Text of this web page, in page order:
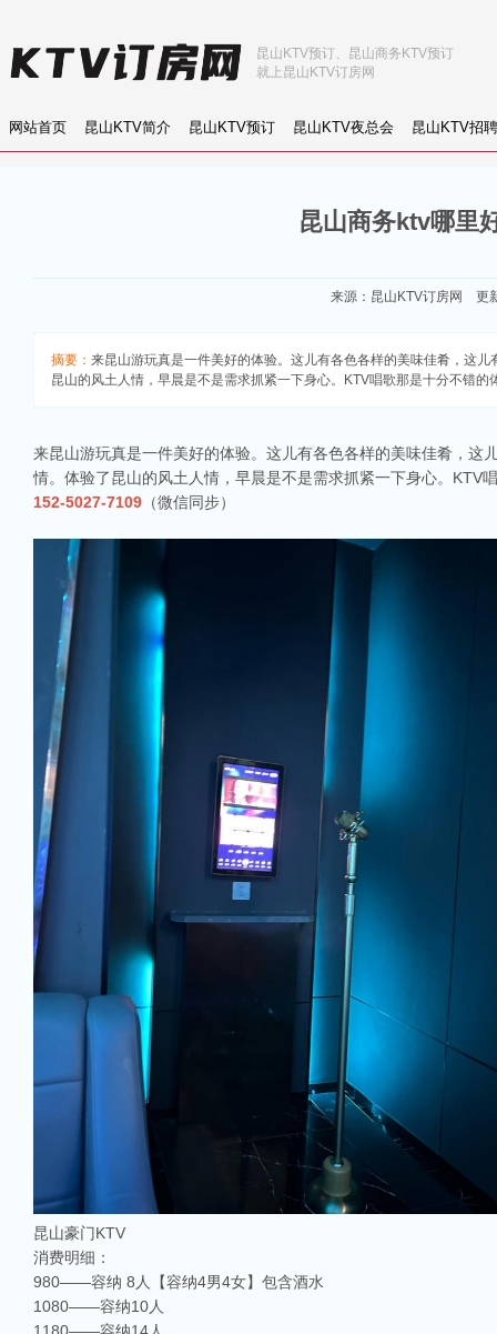
网站首页 昆山KTV简介 昆山KTV预订 昆山KTV夜总会 昆山KTV招聘
昆山KTV预订、昆山商务KTV预订
就上昆山KTV订房网
相关推荐
昆山ktv夜场哪里好玩-昆山八大便宜好玩的商务ktv会所排名
昆山天外天KTV以其优雅的环境和周到的服务著称。这里不仅拥有现代的音响设
昆山商务ktv哪里
来源： 昆山KTV订房网 更
摘要： 来昆山游玩真是一件美好的体验。这儿有各色各样的美味佳肴，这
昆山的风土人情，早晨是不是需求抓紧一下身心。KTV唱歌那是十分不错
来昆山游玩真是一件美好的体验。这儿有各色各样的美味佳肴，
情。体验了昆山的风土人情，早晨是不是需求抓紧一下身心。KTV
152-5027-7109 （微信同步）
昆山豪门KTV
消费明细：
980——容纳 8人【容纳4男4女】包含酒水
1080——容纳10人